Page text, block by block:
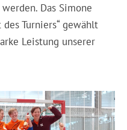
Das Simone
Turniers“ gewählt
Leistung unserer